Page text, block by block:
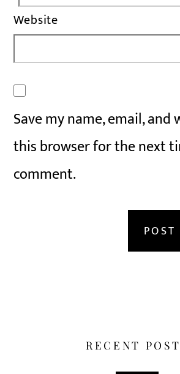
Website
Save my name, email, and
this browser for the next
comment.
RECENT